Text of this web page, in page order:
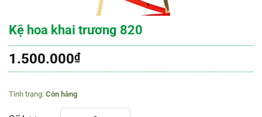
Kệ hoa khai trương 820
1.500.000₫
Còn hàng
Kệ hoa khai trương 820 số lượng